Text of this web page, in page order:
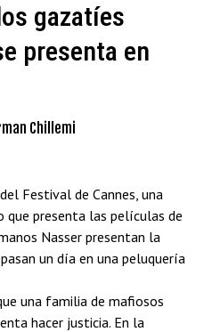
gazatíes
presenta en
Chillemi
Festival de Cannes, una
que presenta las películas de
Nasser presentan la
un día en una peluquería
una familia de mafiosos
hacer justicia. En la